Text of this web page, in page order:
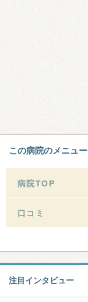
この病院のメニュー
病院TOP
口コミ
注目インタビュー